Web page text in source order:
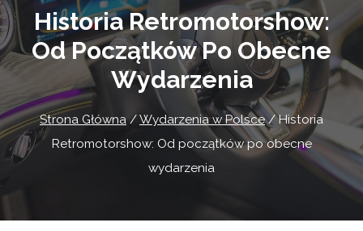
Historia Retromotorshow:
Od Początków Po Obecne
Wydarzenia
Strona Główna /Wydarzenia w Polsce / Historia
Retromotorshow: Od początków po obecne
wydarzenia